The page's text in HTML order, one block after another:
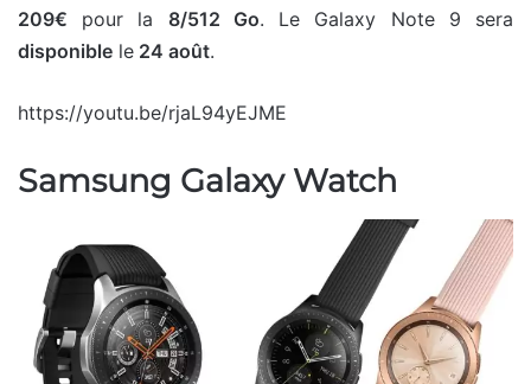
209€ pour la 8/512 Go. Le Galaxy Note 9 sera
disponible le 24 août.
https://youtu.be/rjaL94yEJME
Samsung Galaxy Watch